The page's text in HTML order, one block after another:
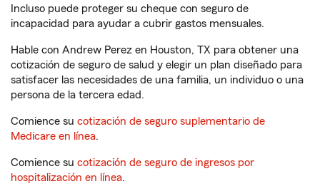
Incluso puede proteger su cheque con seguro de
incapacidad para ayudar a cubrir gastos mensuales.
Hable con Andrew Perez en Houston, TX para obtener una
cotización de seguro de salud y elegir un plan diseñado para
satisfacer las necesidades de una familia, un individuo o una
persona de la tercera edad.
Comience su cotización de seguro suplementario de
Medicare en línea.
Comience su cotización de seguro de ingresos por
hospitalización en línea.